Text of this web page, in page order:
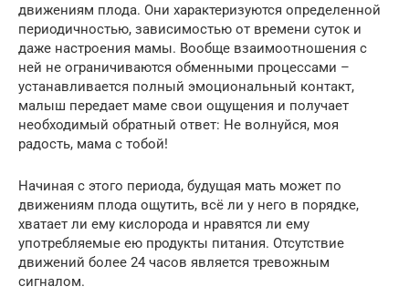
движениям плода. Они характеризуются определенной
периодичностью, зависимостью от времени суток и
даже настроения мамы. Вообще взаимоотношения с
ней не ограничиваются обменными процессами –
устанавливается полный эмоциональный контакт,
малыш передает маме свои ощущения и получает
необходимый обратный ответ: Не волнуйся, моя
радость, мама с тобой!
Начиная с этого периода, будущая мать может по
движениям плода ощутить, всё ли у него в порядке,
хватает ли ему кислорода и нравятся ли ему
употребляемые ею продукты питания. Отсутствие
движений более 24 часов является тревожным
сигналом.